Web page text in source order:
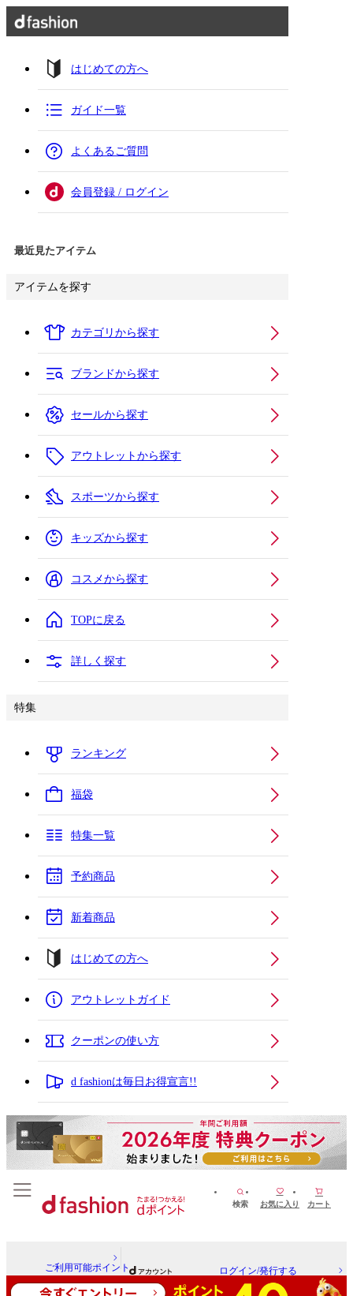
はじめての方へ
ガイド一覧
よくあるご質問
会員登録 / ログイン
最近見たアイテム
アイテムを探す
カテゴリから探す
ブランドから探す
セールから探す
アウトレットから探す
スポーツから探す
キッズから探す
コスメから探す
TOPに戻る
詳しく探す
特集
ランキング
福袋
特集一覧
予約商品
新着商品
はじめての方へ
アウトレットガイド
クーポンの使い方
d fashionは毎日お得宣言!!
検索 お気に入り カート
ご利用可能ポイント ログイン/発行する